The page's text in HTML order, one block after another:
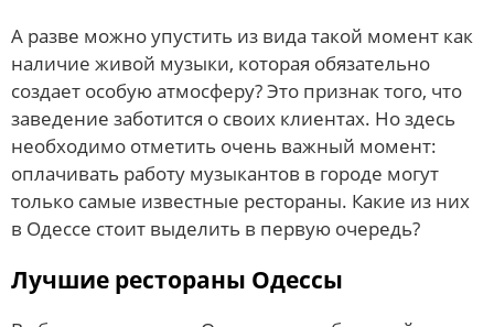
А разве можно упустить из вида такой момент как
наличие живой музыки, которая обязательно
создает особую атмосферу? Это признак того, что
заведение заботится о своих клиентах. Но здесь
необходимо отметить очень важный момент:
оплачивать работу музыкантов в городе могут
только самые известные рестораны. Какие из них
в Одессе стоит выделить в первую очередь?
Лучшие рестораны Одессы